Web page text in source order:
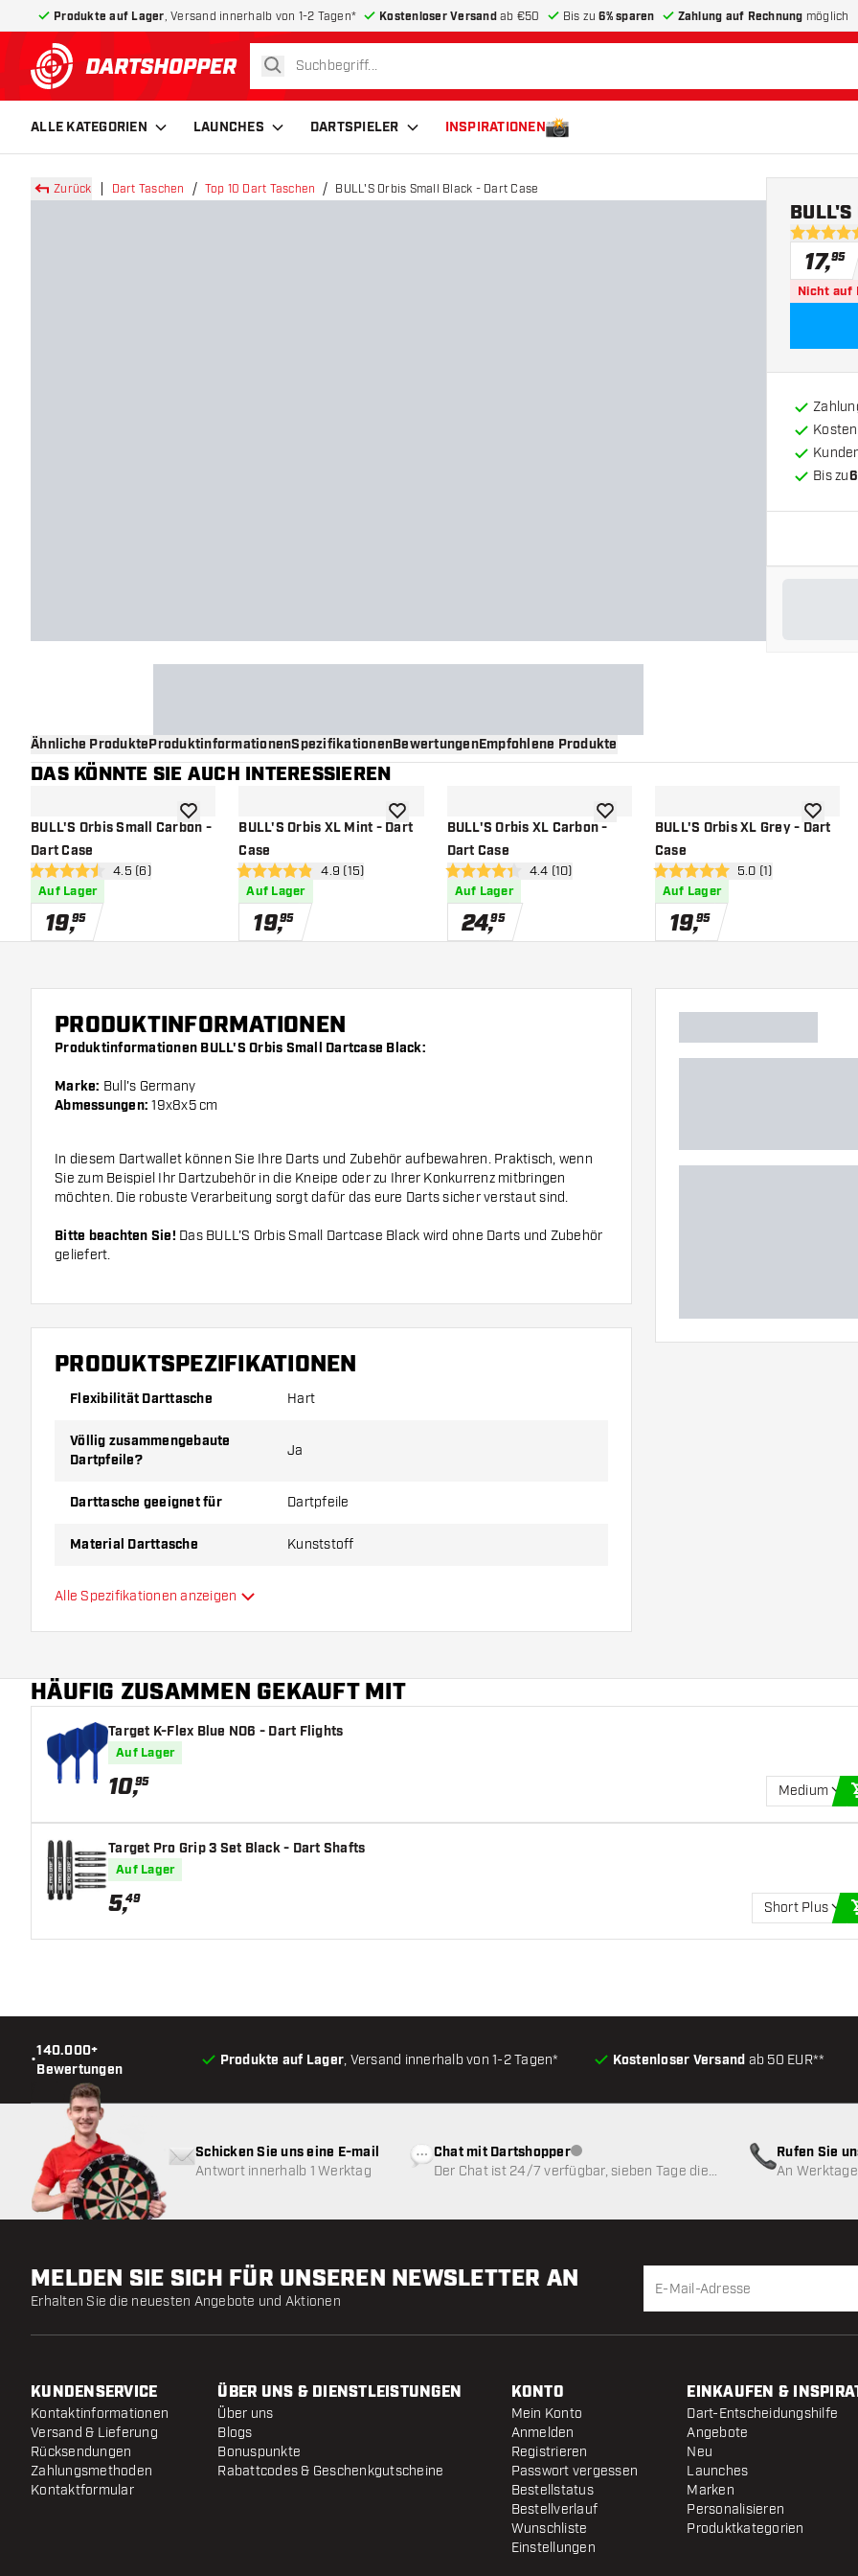
Produkte auf Lager , Versand innerhalb von 1-2 Tagen* Kostenloser Versandab €50 Bis zu6% sparen Zahlung auf Rechnung möglich
zurück zur Startseite
suchen
ALLE KATEGORIEN LAUNCHES DARTSPIELER INSPIRATIONEN
Zurück Dart Taschen Top 10 Dart Taschen BULL'S Orbis Small Black - Dart Case
4.8
17,95
Nicht auf
Bis zu
Ähnliche ProdukteProduktinformationenSpezifikationenBewertungenEmpfohlene Produkte
DAS KÖNNTE SIE AUCH INTERESSIEREN
BULL'S Orbis Small Carbon -
Dart Case
Bewertungsbereich öffnen
4.5 Bewertungssterne
4.5 (6)
Auf Lager
19,95
Zur Wunschliste hinzufügen
BULL'S Orbis XL Mint - Dart
Case
Bewertungsbereich öffnen
4.9 Bewertungssterne
4.9 (15)
Auf Lager
19,95
Zur Wunschliste hinzufügen
BULL'S Orbis XL Carbon -
Dart Case
Bewertungsbereich öffnen
4.4 Bewertungssterne
4.4 (10)
Auf Lager
24,95
Zur Wunschliste hinzufügen
BULL'S Orbis XL Grey - Dart
Case
Bewertungsbereich
5 Bewertungssterne
5.0 (1)
Auf Lager
19,95
Zur
PRODUKTINFORMATIONEN
Produktinformationen BULL'S Orbis Small Dartcase Black:
Marke: Bull's Germany
Abmessungen: 19x8x5 cm
In diesem Dartwallet können Sie Ihre Darts und Zubehör aufbewahren. Praktisch, wenn
Sie zum Beispiel Ihr Dartzubehör in die Kneipe oder zu Ihrer Konkurrenz mitbringen
möchten. Die robuste Verarbeitung sorgt dafür das eure Darts sicher verstaut sind.
Bitte beachten Sie! Das BULL'S Orbis Small Dartcase Black wird ohne Darts und Zubehör
geliefert.
PRODUKTSPEZIFIKATIONEN
Flexibilität Darttasche Hart
Völlig zusammengebaute
Dartpfeile?
Ja
Darttasche geeignet für Dartpfeile
Material Darttasche Kunststoff
Kapazität Darttasche
Hauptfarbe
Alle Spezifikationen anzeigen
HÄUFIG ZUSAMMEN GEKAUFT MIT
Target K-Flex Blue NO6 - Dart Flights
Auf Lager
10,95
Medium
Target Pro Grip 3 Set Black - Dart Shafts
Auf Lager
5,49
Short Plus
•
140.000+
Bewertungen
Produkte auf Lager, Versand innerhalb von 1-2 Tagen* Kostenloser Versand ab 50 EUR**
Schicken Sie uns eine E-mail
Antwort innerhalb 1 Werktag
Chat mit DartshopperKundenservice nicht verfügbar
Der Chat ist 24/7 verfügbar, sieben Tage die
Rufen Sie
An
MELDEN SIE SICH FÜR UNSEREN NEWSLETTER AN
Erhalten Sie die neuesten Angebote und Aktionen
KUNDENSERVICE
Kontaktinformationen
Versand & Lieferung
Rücksendungen
Zahlungsmethoden
Kontaktformular
ÜBER UNS & DIENSTLEISTUNGEN
Über uns
Blogs
Bonuspunkte
Rabattcodes & Geschenkgutscheine
KONTO
Mein Konto
Anmelden
Registrieren
Passwort vergessen
Bestellstatus
Bestellverlauf
Wunschliste
Einstellungen
EINKAUFEN &
Dart-Entscheidungshilfe
Angebote
Neu
Launches
Marken
Personalisieren
Produktkategorien